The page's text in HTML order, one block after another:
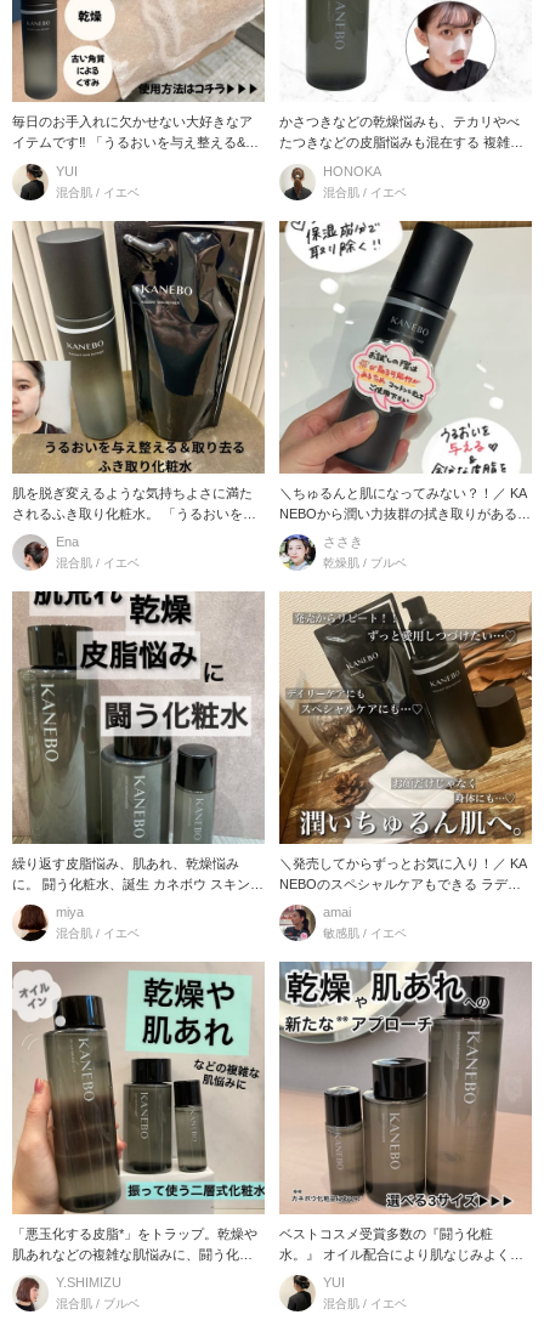
毎日のお手入れに欠かせない大好きなア
イテムです‼︎ 「うるおいを与え整える&取
り去る」ダブ
YUI
混合肌 / イエベ
かさつきなどの乾燥悩みも、テカリやべ
たつきなどの皮脂悩みも混在する 複雑な
肌悩みに、闘う化
HONOKA
混合肌 / イエベ
肌を脱ぎ変えるような気持ちよさに満た
されるふき取り化粧水。 「うるおいを与
え整える＆取り
Ena
混合肌 / イエベ
＼ちゅるんと肌になってみない？！／ KA
NEBOから潤い力抜群の拭き取りがあるっ
てご存知
ささき
乾燥肌 / ブルベ
繰り返す皮脂悩み、肌あれ、乾燥悩み
に。 闘う化粧水、誕生 カネボウ スキン
ハーモナイザ
miya
混合肌 / イエベ
＼発売してからずっとお気に入り！／ KA
NEBOのスペシャルケアもできる ラディ
アント
amai
敏感肌 / イエベ
「悪玉化する皮脂*」をトラップ。乾燥や
肌あれなどの複雑な肌悩みに、闘う化粧
水。 肌のバリ
Y.SHIMIZU
混合肌 / ブルベ
ベストコスメ受賞多数の『闘う化粧
水。』 オイル配合により肌なじみよく角
層まで浸透 水層:
YUI
混合肌 / イエベ